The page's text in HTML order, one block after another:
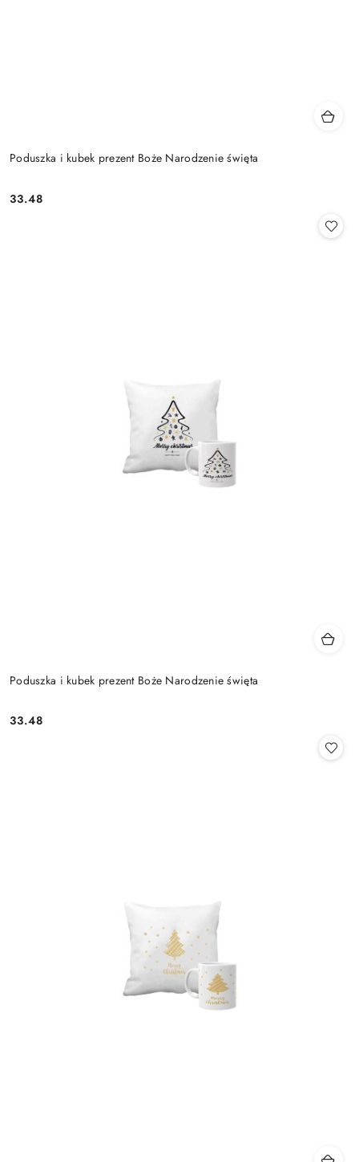
Poduszka i kubek prezent Boże Narodzenie święta
Cena:
33.48
Poduszka i kubek prezent Boże Narodzenie święta
Cena:
33.48